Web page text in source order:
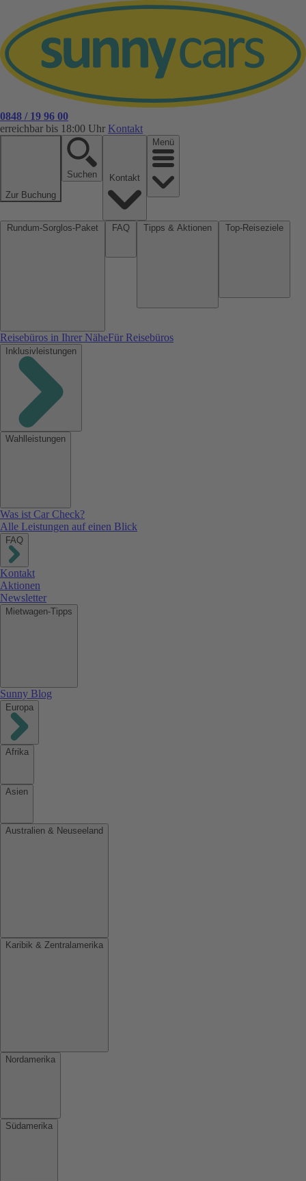
0848 / 19 96 00
erreichbar bis 18:00 Uhr Kontakt
Zur Buchung
Suchen
Menü
Reisebüros in Ihrer NäheFür Reisebüros
Inklusivleistungen
Wahlleistungen
Was ist Car Check?
Alle Leistungen auf einen Blick
FAQ
Kontakt
Aktionen
Newsletter
Mietwagen-Tipps
Sunny Blog
Europa
Afrika
Asien
Australien & Neuseeland
Karibik & Zentralamerika
Nordamerika
Südamerika